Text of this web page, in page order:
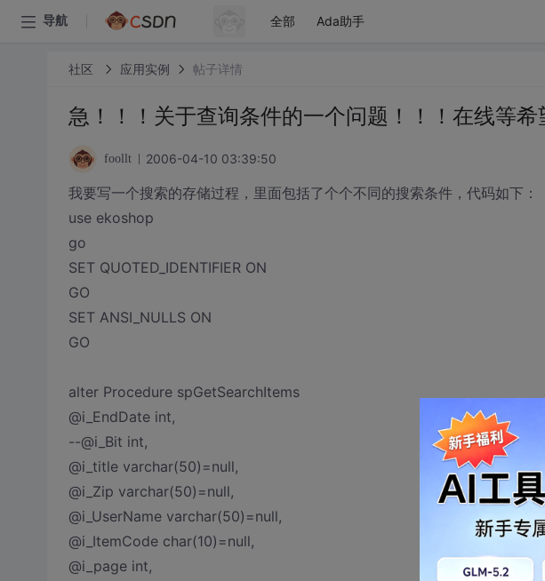
导航 全部 Ada助手
社区 应用实例 帖子详情
急！！！关于查询条件的一个问题！！！在线等希
foollt 2006-04-10 03:39:50
我要写一个搜索的存储过程，里面包括了个个不同的搜索条件，代码如下：
use ekoshop
go
SET QUOTED_IDENTIFIER ON
GO
SET ANSI_NULLS ON
GO
alter Procedure spGetSearchItems
@i_EndDate int,
--@i_Bit int,
@i_title varchar(50)=null,
@i_Zip varchar(50)=null,
@i_UserName varchar(50)=null,
@i_ItemCode char(10)=null,
@i_page int,